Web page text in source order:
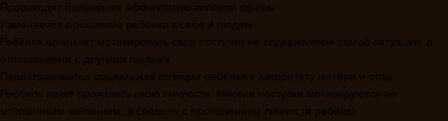
Происходят изменения аффективно-волевой сферы
Изменяется отношение ребёнка к себе и людям
Ребёнок начинает мотивировать свои поступки не содержанием самой ситуации, а
отношениями с другими людьми
Перестраивается социальная позиция ребёнка к авторитету матери и отца.
Ребёнок хочет проявлять свою личность. Многие поступки мотивируются не
мгновенным желанием, а связаны с проявлением личности ребёнка.